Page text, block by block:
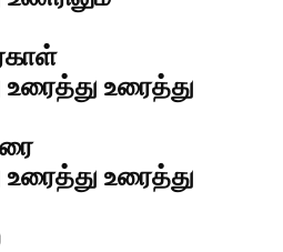
உரைத்து
உரைத்து